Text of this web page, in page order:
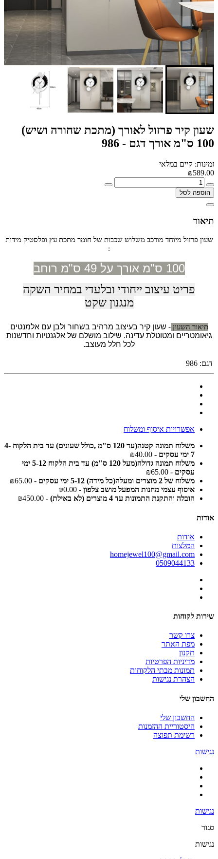
שעון קיר פרזול לאורך (מתכת שחורה ושיש)
100 ס"מ אורך דגם - 986
זמינות: קיים במלאי
₪589.00
הוספה לסל
תיאור
שעון פרזול מיוחד מורכב משלוש שכבות של חומר מתכת עץ ופלסטיק מידות
:
100 ס"מ אורך על 49 ס"מ רוחב
פריט עיצוב ייחודי ובלעדי במחיר השקה
מנגנון שקט
תיאור השעון- שעון קיר בעיצוב מרהיב בשחור ולבן עם אלמנטים
גיאומטריים ומטוטלת עדינה. שילוב מושלם של אלגנטיות וחדשנות
לכל חלל מעוצב.
דגם: 986
אפשרויות איסוף ומשלוח
משלוח תמונה קטנה(עד 120 ס"מ ,כולל שעונים) עד בית הלקוח 4-
7 ימי עסקים
- ₪40.00
משלוח תמונה גדולה(מעל 120 ס"מ) עד בית הלקוח 5-12 ימי
עסקים - ₪65.00
משלוח של 2 מוצרים ומעלה(כל מידה) 5-12 ימי עסקים
- ₪65.00
איסוף עצמי מחנות המפעל מושב צלפון - ₪0.00
הובלה והתקנת התמונות עד 4 מוצרים (לא באילת)
- ₪450.00
אודות
אודות
המלצות
homejewel100@gmail.com
0509044133
שירות לקוחות
צרו קשר
מפת האתר
תקנון
מדיניות הפרטיות
תמונות מבתי הלקוחות
הצהרת נגישות
החשבון שלי
החשבון שלי
היסטוריית ההזמנות
רשימת תפוצה
נגישות
נגישות
סגור
נגישות